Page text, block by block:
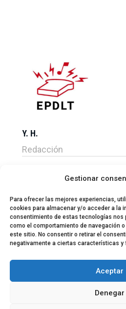
Gestionar
Para ofrecer las mejores experiencias,
cookies para almacenar y/o acceder a la
consentimiento de estas tecnologías nos
como el comportamiento de navegación
este sitio. No consentir o retirar el
negativamente a ciertas características y
Aceptar
Denegar
Y. H.
Redacción
Equipo EPDLT